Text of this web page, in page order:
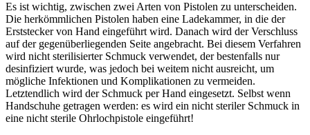
Es ist wichtig, zwischen zwei Arten von Pistolen zu unterscheiden.
Die herkömmlichen Pistolen haben eine Ladekammer, in die der
Erststecker von Hand eingeführt wird. Danach wird der Verschluss
auf der gegenüberliegenden Seite angebracht. Bei diesem Verfahren
wird nicht sterilisierter Schmuck verwendet, der bestenfalls nur
desinfiziert wurde, was jedoch bei weitem nicht ausreicht, um
mögliche Infektionen und Komplikationen zu vermeiden.
Letztendlich wird der Schmuck per Hand eingesetzt. Selbst wenn
Handschuhe getragen werden: es wird ein nicht steriler Schmuck in
eine nicht sterile Ohrlochpistole eingeführt!